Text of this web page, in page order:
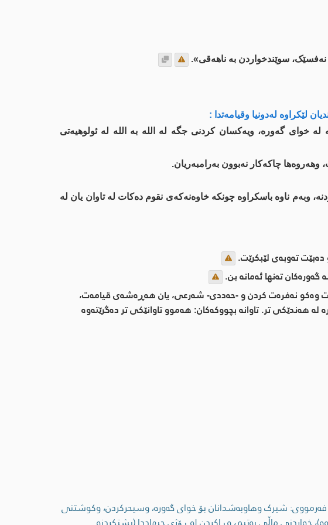
سوێندخواردن بە ناهەقی».
لێكراوە لەدونیا وقیامەتدا :
خوای گەورە، ویەكسان كردنی جگە لە الله بە الله لە ئولوهیەتی
وهەروەها چاكەكار نەبوون بەرامبەریان.
وبەم ناوە باسكراوە چونكە خاوەنەكەی نقوم دەكات لە تاوان یان لە
تەوبەی لێبكرێت.
تەنها ئەمانە بن.
بێت وەكو نەفرەت كردن و -حەددی- شەرعی، یان هەڕەشەی قیامەت،
لە هەندێكی تر. تاوانە بچووكەكان: هەموو تاوانێكی تر دەگرێتەوە
فەرمووی: شیرک وهاوبەشدانان بۆ خوای گەورە، وسیحرکردن، وکوشتنی